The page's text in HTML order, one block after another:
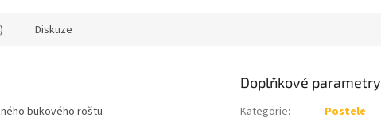
Diskuze
bukového roštu
Doplňkové parametry
Kategorie:
Postele